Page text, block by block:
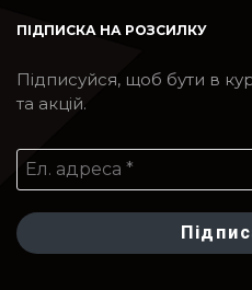
ПІДПИСКА НА РОЗСИЛКУ
Підписуйся, щоб бути в
та акцій.